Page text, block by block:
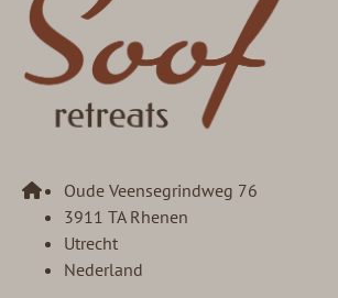
Oude Veensegrindweg 76
3911 TA Rhenen
Utrecht
Nederland